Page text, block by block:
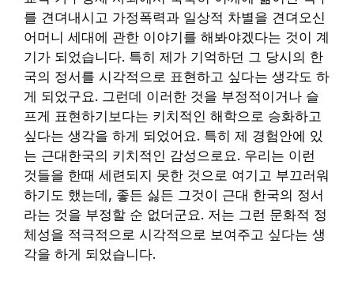
를 견뎌내시고 가정폭력과 일상적 차별을 견뎌오신
어머니 세대에 관한 이야기를 해봐야겠다는 것이 계
기가 되었습니다. 특히 제가 기억하던 그 당시의 한
국의 정서를 시각적으로 표현하고 싶다는 생각도 하
게 되었구요. 그런데 이러한 것을 부정적이거나 슬
프게 표현하기보다는 키치적인 해학으로 승화하고
싶다는 생각을 하게 되었어요. 특히 제 경험안에 있
는 근대한국의 키치적인 감성으로요. 우리는 이런
것들을 한때 세련되지 못한 것으로 여기고 부끄러워
하기도 했는데, 좋든 싫든 그것이 근대 한국의 정서
라는 것을 부정할 순 없더군요. 저는 그런 문화적 정
체성을 적극적으로 시각적으로 보여주고 싶다는 생
각을 하게 되었습니다.